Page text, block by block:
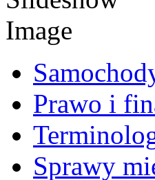
Prawo i
Sprawy